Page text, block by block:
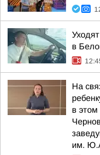
в
На
в этом
им.